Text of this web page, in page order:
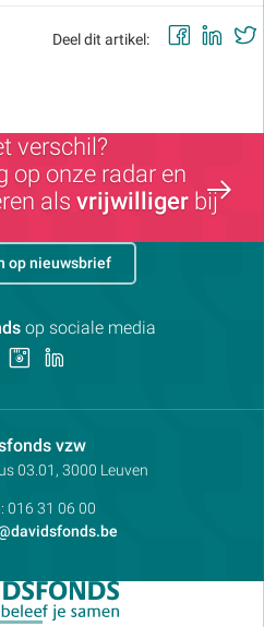
Deel dit artikel:
verschil?
op onze radar en
als vrijwilliger bij
vzwContactpersoon:
03.01, 3000 Leuven
016 31 06 00
op nieuwsbrief
op sociale media
Volg Volg